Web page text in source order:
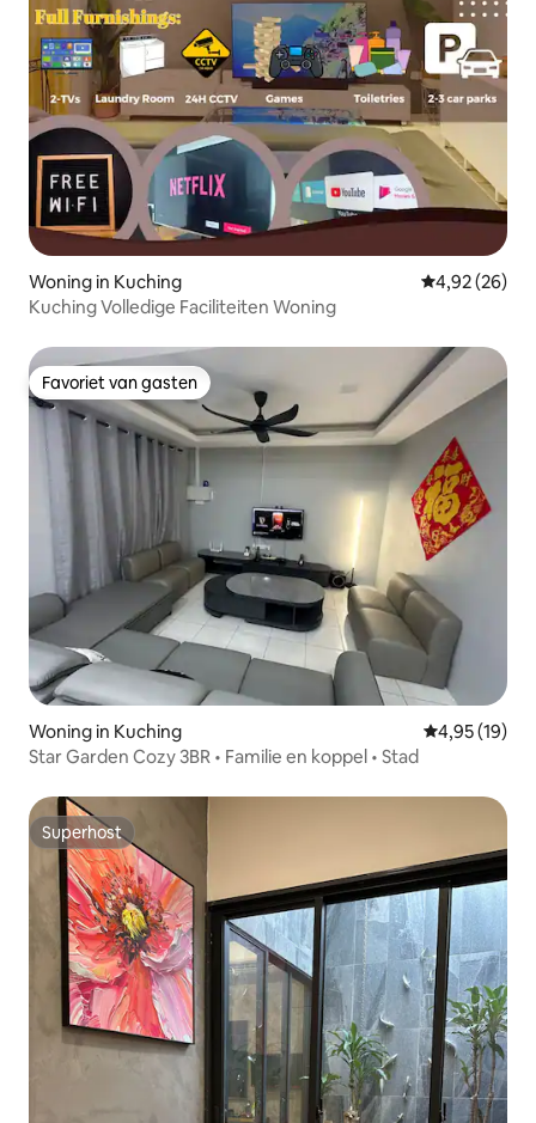
Woning in Kuching Gemiddelde
4,92 (26)
Kuching Volledige Faciliteiten Woning
Favoriet van gasten
Favoriet van gasten
Woning in Kuching Gemiddelde
4,95 (19)
Star Garden Cozy 3BR • Familie en koppel • Stad
Superhost
Superhost